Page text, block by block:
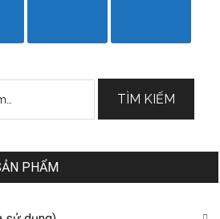
TÌM KIẾM
PHẨM